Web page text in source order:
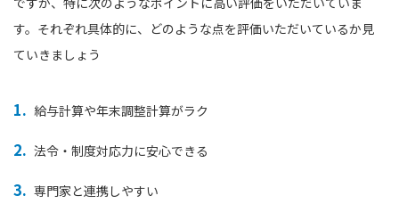
す。それぞれ具体的に、どのような点を評価いただいているか見
ていきましょう
給与計算や年末調整計算がラク
法令・制度対応力に安心できる
専門家と連携しやすい